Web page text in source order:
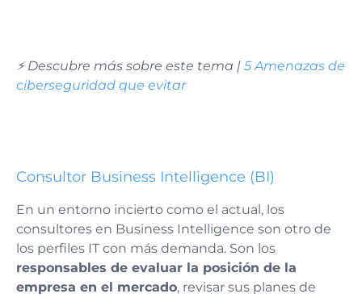
⚡️ Descubre más sobre este tema | 5 Amenazas de
ciberseguridad que evitar
Consultor Business Intelligence (BI)
En un entorno incierto como el actual, los
consultores en Business Intelligence son otro de
los perfiles IT con más demanda. Son los
responsables de evaluar la posición de la
empresa en el mercado, revisar sus planes de